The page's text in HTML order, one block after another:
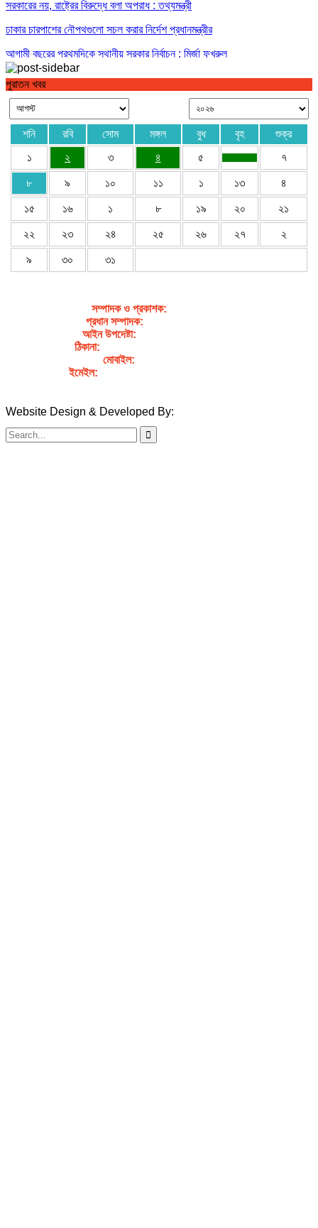
সরকারের নয়, রাষ্ট্রের বিরুদ্ধে বলা অপরাধ : তথ্যমন্ত্রী
ঢাকার চারপাশের নৌপথগুলো সচল করার নির্দেশ প্রধানমন্ত্রীর
আগামী বছরের প্রথমদিকে স্থানীয় সরকার নির্বাচন : মির্জা ফখরুল
পুরাতন খবর
শনি রবি সোম মঙ্গল বুধ বৃহ
শুক্র
১
২ ৩ ৪ ৫ ৭
৮ ৯ ১০ ১১ ১ ১৩ ৪
১৫ ১৬ ১ ৮ ১৯ ২০ ২১
২২ ২৩ ২৪ ২৫ ২৬ ২৭ ২
৯ ৩০ ৩১
সম্পাদক ও প্রকাশক:
প্রধান সম্পাদক:
আইন উপদেষ্টা:
ঠিকানা:
মোবাইল:
ইমেইল:
Website Design & Developed By: